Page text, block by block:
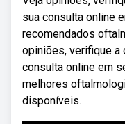
sua consulta online
recomendados
opiniões, verifique a
consulta online em
melhores
disponíveis.